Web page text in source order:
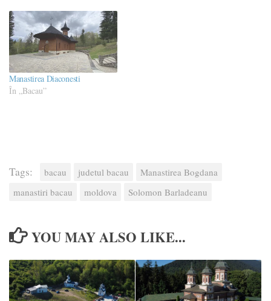
Manastirea Diaconesti
În „Bacau”
Tags: bacau judetul bacau
Manastirea Bogdana
manastiri bacau
moldova Solomon Barladeanu
YOU MAY ALSO LIKE...